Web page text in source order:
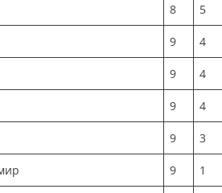
8 5
9 4
9 4
9 4
9 3
9 1